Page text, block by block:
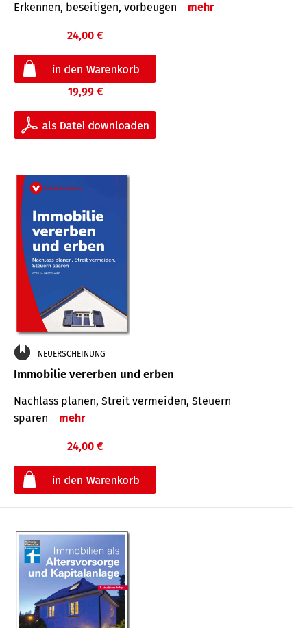
Erkennen, beseitigen, vorbeugen mehr
24,00 €
19,99 €
NEUERSCHEINUNG
Immobilie vererben und erben
Nachlass planen, Streit vermeiden, Steuern
sparen
mehr
24,00 €